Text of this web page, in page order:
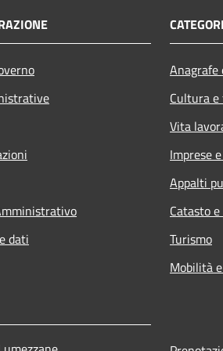
dati
Cultura
Vita
Imprese
Appalti
Catasto
Turismo
Mobilità